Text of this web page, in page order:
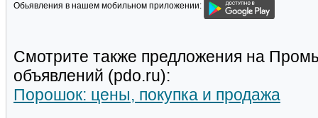
Обьявления в нашем мобильном приложении:
Смотрите также предложения на
объявлений (pdo.ru):
Порошок: цены, покупка и продажа